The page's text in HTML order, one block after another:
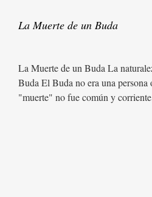
La Muerte de un Buda
La Muerte de un Buda La
Buda El Buda no era una
"muerte" no fue común y